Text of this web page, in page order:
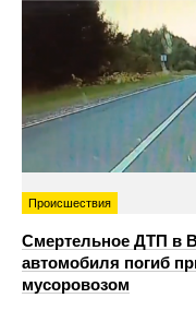
Происшествия
Смертельное ДТП в
автомобиля погиб
мусоровозом